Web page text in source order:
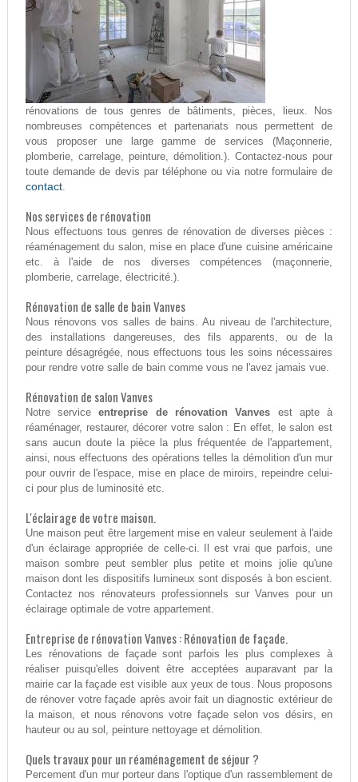
rénovations de tous genres de bâtiments, pièces, lieux. Nos
nombreuses compétences et partenariats nous permettent de
vous proposer une large gamme de services (Maçonnerie,
plomberie, carrelage, peinture, démolition.). Contactez-nous pour
toute demande de devis par téléphone ou via notre formulaire de
contact.
Nos services de rénovation
Nous effectuons tous genres de rénovation de diverses pièces :
réaménagement du salon, mise en place d'une cuisine américaine
etc. à l'aide de nos diverses compétences (maçonnerie,
plomberie, carrelage, électricité.).
Rénovation de salle de bain Vanves
Nous rénovons vos salles de bains. Au niveau de l'architecture,
des installations dangereuses, des fils apparents, ou de la
peinture désagrégée, nous effectuons tous les soins nécessaires
pour rendre votre salle de bain comme vous ne l'avez jamais vue.
Rénovation de salon Vanves
Notre serviceentreprise de rénovation Vanves est apte à
réaménager, restaurer, décorer votre salon : En effet, le salon est
sans aucun doute la pièce la plus fréquentée de l'appartement,
ainsi, nous effectuons des opérations telles la démolition d'un mur
pour ouvrir de l'espace, mise en place de miroirs, repeindre celui-
ci pour plus de luminosité etc.
L'éclairage de votre maison.
Une maison peut être largement mise en valeur seulement à l'aide
d'un éclairage appropriée de celle-ci. Il est vrai que parfois, une
maison sombre peut sembler plus petite et moins jolie qu'une
maison dont les dispositifs lumineux sont disposés à bon escient.
Contactez nos rénovateurs professionnels sur Vanves pour un
éclairage optimale de votre appartement.
Entreprise de rénovation Vanves : Rénovation de façade.
Les rénovations de façade sont parfois les plus complexes à
réaliser puisqu'elles doivent être acceptées auparavant par la
mairie car la façade est visible aux yeux de tous. Nous proposons
de rénover votre façade après avoir fait un diagnostic extérieur de
la maison, et nous rénovons votre façade selon vos désirs, en
hauteur ou au sol, peinture nettoyage et démolition.
Quels travaux pour un réaménagement de séjour ?
Percement d'un mur porteur dans l'optique d'un rassemblement de